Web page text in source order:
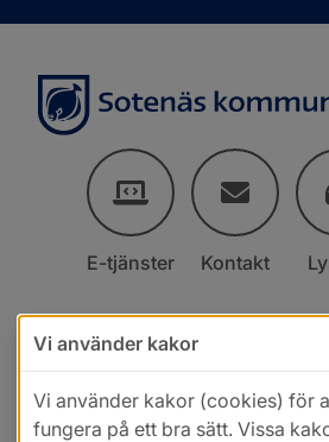
E-tjänster Kontakt
Vi använder kakor
Vi använder kakor (cookies) för
fungera på ett bra sätt. Vissa